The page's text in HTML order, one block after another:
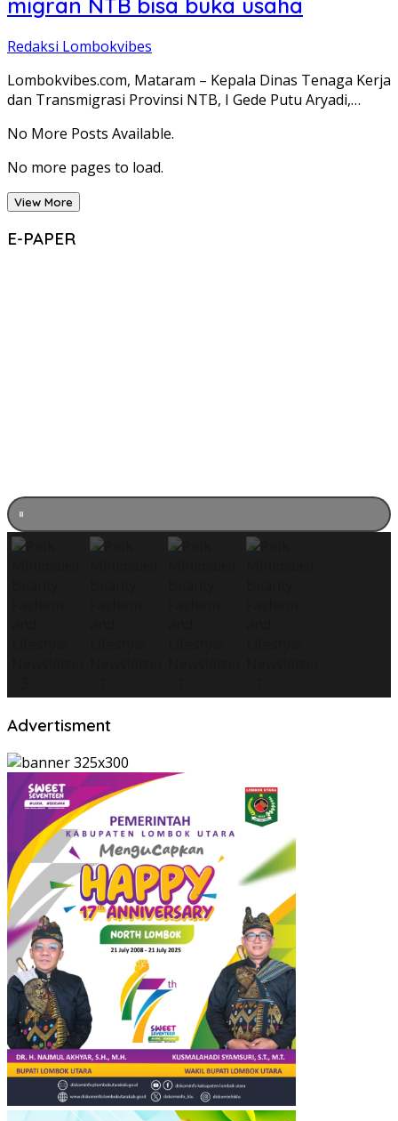
Redaksi Lombokvibes
Lombokvibes.com, Mataram – Kepala Dinas Tenaga Kerja
dan Transmigrasi Provinsi NTB, I Gede Putu Aryadi,…
No More Posts Available.
No more pages to load.
View More
E-PAPER
Advertisment